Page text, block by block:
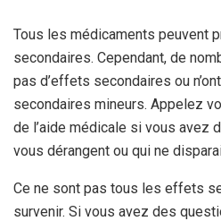
Tous les médicaments peuvent
secondaires. Cependant, de
pas d’effets secondaires ou
secondaires mineurs. Appelez
de l’aide médicale si vous avez
vous dérangent ou qui ne
Ce ne sont pas tous les effets
survenir. Si vous avez des